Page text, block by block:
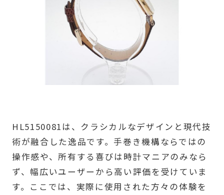
HL5150081は、クラシカルなデザインと現代技
術が融合した逸品です。手巻き機構ならではの
操作感や、所有する喜びは時計マニアのみなら
ず、幅広いユーザーから高い評価を受けていま
す。ここでは、実際に使用された方々の体験を